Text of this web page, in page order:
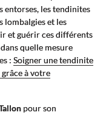
entorses, les tendinites
lombalgies et les
et guérir ces différents
quelle mesure
: Soigner une tendinite
à votre
pour son